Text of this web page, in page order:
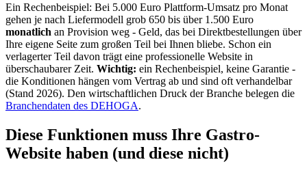
Ein Rechenbeispiel: Bei 5.000 Euro Plattform-Umsatz pro Monat
gehen je nach Liefermodell grob 650 bis über 1.500 Euro
monatlich an Provision weg - Geld, das bei Direktbestellungen über
Ihre eigene Seite zum großen Teil bei Ihnen bliebe. Schon ein
verlagerter Teil davon trägt eine professionelle Website in
überschaubarer Zeit. Wichtig: ein Rechenbeispiel, keine Garantie -
die Konditionen hängen vom Vertrag ab und sind oft verhandelbar
(Stand 2026). Den wirtschaftlichen Druck der Branche belegen die
Branchendaten des DEHOGA.
Diese Funktionen muss Ihre Gastro-
Website haben (und diese nicht)